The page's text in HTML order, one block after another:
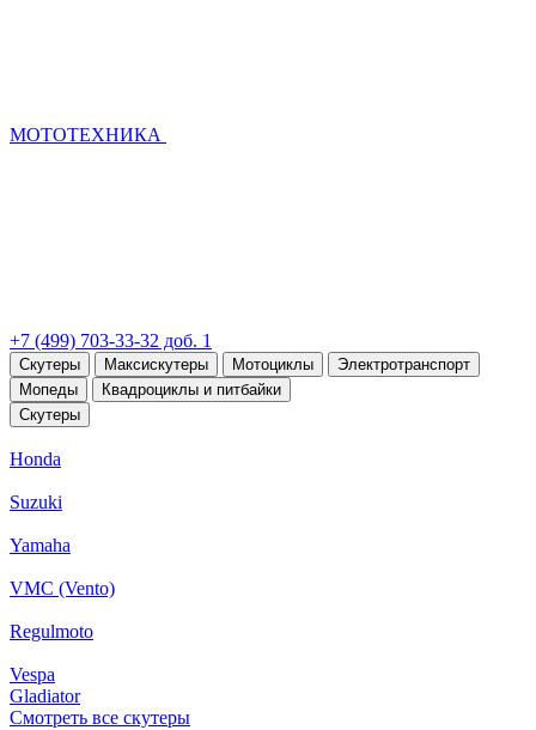
МОТОТЕХНИКА
+7 (499) 703-33-32 доб. 1
Скутеры Максискутеры Мотоциклы
Электротранспорт
Мопеды
Квадроциклы и питбайки
Скутеры
Honda
Suzuki
Yamaha
VMC (Vento)
Regulmoto
Vespa
Gladiator
Смотреть все скутеры